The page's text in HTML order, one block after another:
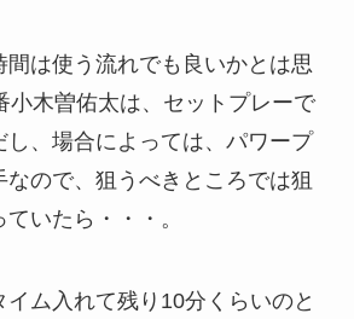
間は使う流れでも良いかとは思
小木曽佑太は、セットプレーで
し、場合によっては、パワープ
なので、狙うべきところでは狙
いたら・・・。
ム入れて残り10分くらいのと